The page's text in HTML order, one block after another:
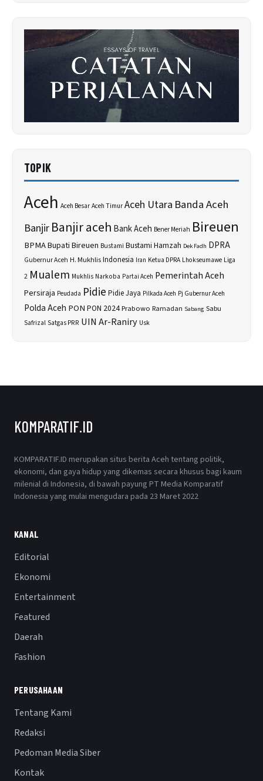
TOPIK
Aceh Aceh BesarAceh TimurAceh Utara Banda Aceh
BanjirBanjir aceh Bank Aceh Bener Meriah Bireuen
BPMABupati Bireuen Bustami Bustami Hamzah Dek Fadh DPRA
Gubernur Aceh H. MukhlisIndonesia Iran Ketua DPRA Lhokseumawe Liga
2 Mualem Mukhlis Narkoba Partai Aceh Pemerintah Aceh
Persiraja Peudada Pidie Pidie Jaya Pilkada Aceh Pj Gubernur Aceh
Polda Aceh PON PON 2024Prabowo Ramadan Sabang Sabu
Safrizal Satgas PRR UIN Ar-Raniry Usk
KOMPARATIF.ID
KOMPARATIF.ID merupakan situs berita Aceh tentang politik,
ekonomi, dan gaya hidup yang dikemas secara khusus bagi kaum
milenial di Indonesia, di bawah payung PT Media Komparatif
Indonesia yang mulai mengudara pada 23 Maret 2022
KANAL
Editorial
Ekonomi
Entertainment
Featured
Daerah
Fashion
PERUSAHAAN
Tentang Kami
Redaksi
Pedoman Media Siber
Kontak